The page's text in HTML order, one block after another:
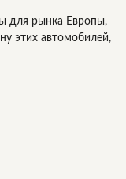
для рынка Европы,
этих автомобилей,